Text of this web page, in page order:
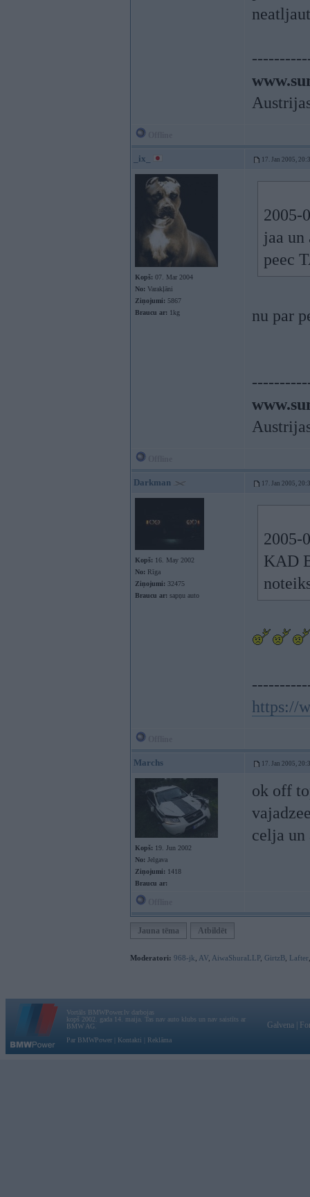
_ix_ 17. Jan 2005,
Kopš: 07. Mar 2004
No: Varakļāni
Ziņojumi: 5867
Braucu ar: 1kg
2005-
jaa un
peec
nu par
Darkman 17. Jan 2005,
Kopš: 16. May 2002
No: Rīga
Ziņojumi: 32475
Braucu ar: sapņu auto
2005-
KAD
https://
Marchs 17. Jan 2005,
Kopš: 19. Jun 2002
No: Jelgava
Ziņojumi: 1418
Braucu ar:
ok off
celja
Jauna tēma Atbildēt
Moderatori: 968-jk AV AiwaShuraLLP, GirtzB Lafter
Vortāls BMWPower.lv darbojas
kopš 2002. gada 14. maija. Tas nav auto klubs un nav saistīts ar
BMW AG.
Par BMWPower
Kontakti Reklāma
Galvena